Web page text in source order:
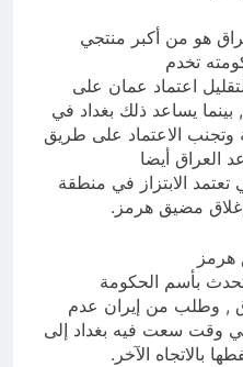
هو من أكبر منتجي
تخدم
اعتماد عمان على
يساعد ذلك بغداد في
الاعتماد على طريق
العراق أيضا
تعتمد الابتزاز في منطقة
مضيق هرمز.
هرمز
رد المتحدث بأسم الحكومة
, وطلب من إيران عدم
في وقت سعت فيه بغداد إلى
بالاتجاه الآخر.